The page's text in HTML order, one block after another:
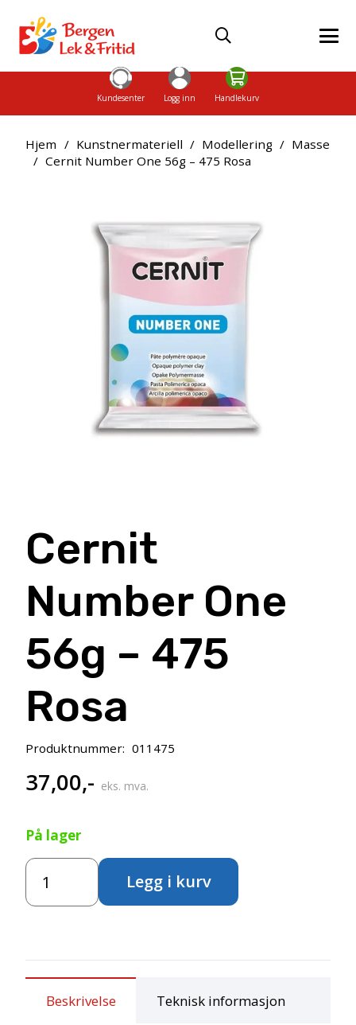
Kundesenter Logg inn Handlekurv
Hjem / Kunstnermateriell / Modellering / Masse
/ Cernit Number One 56g – 475 Rosa
Cernit
Number One
56g – 475
Rosa
Produktnummer: 011475
37,00,- eks. mva.
På lager
Cernit
Number
One
Legg i kurv
Beskrivelse Teknisk informasjon